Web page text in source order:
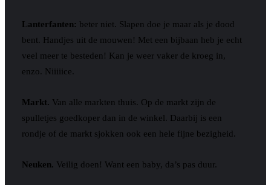
Lanterfanten: beter niet. Slapen doe je maar als je dood
bent. Handjes uit de mouwen! Met een bijbaan heb je echt
veel meer te besteden! Kan je weer vaker de kroeg in,
enzo. Niiiiice.
Markt. Van alle markten thuis. Op de markt zijn de
spulletjes goedkoper dan in de winkel. Daarbij is een
rondje of de markt sjokken ook een hele fijne bezigheid.
Neuken. Veilig doen! Want een baby, da’s pas duur.